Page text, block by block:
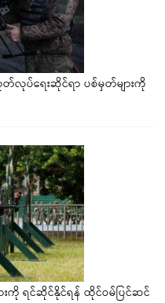
လုပ်ရေးဆိုင်ရာ ပစ်မှတ်များကို
းကို ရင်ဆိုင်နိုင်ရန် ထိုင်ဝမ်ပြင်ဆင်